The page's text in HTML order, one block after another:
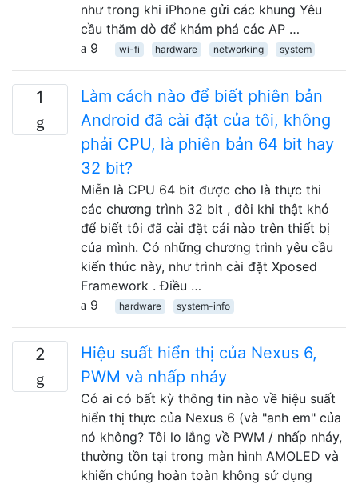
như trong khi iPhone gửi các khung Yêu
cầu thăm dò để khám phá các AP …
9
wi-fi hardware networking system
1
Làm cách nào để biết phiên bản
Android đã cài đặt của tôi, không
phải CPU, là phiên bản 64 bit hay
32 bit?
Miễn là CPU 64 bit được cho là thực thi
các chương trình 32 bit , đôi khi thật khó
để biết tôi đã cài đặt cái nào trên thiết bị
của mình. Có những chương trình yêu cầu
kiến ​​thức này, như trình cài đặt Xposed
Framework . Điều …
9
hardware system-info
2
Hiệu suất hiển thị của Nexus 6,
PWM và nhấp nháy
Có ai có bất kỳ thông tin nào về hiệu suất
hiển thị thực của Nexus 6 (và "anh em" của
nó không? Tôi lo lắng về PWM / nhấp nháy,
thường tồn tại trong màn hình AMOLED và
khiến chúng hoàn toàn không sử dụng